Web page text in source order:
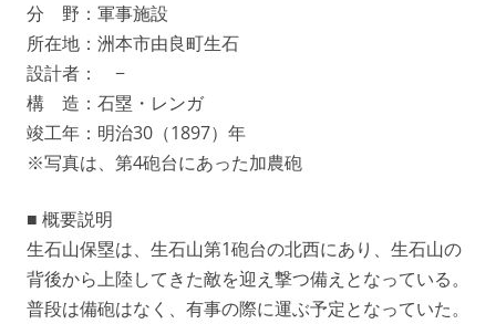
分 野：軍事施設
所在地：洲本市由良町生石
設計者： −
構 造：石塁・レンガ
竣工年：明治30（1897）年
※写真は、第4砲台にあった加農砲
■ 概要説明
生石山保塁は、生石山第1砲台の北西にあり、生石山の
背後から上陸してきた敵を迎え撃つ備えとなっている。
普段は備砲はなく、有事の際に運ぶ予定となっていた。